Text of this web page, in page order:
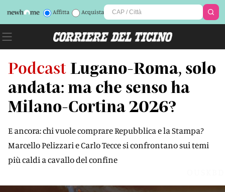
Affitta Acquista
Podcast Lugano-Roma, solo
andata: ma che senso ha
Milano-Cortina 2026?
E ancora: chi vuole comprare Repubblica e la Stampa?
Marcello Pelizzari e Carlo Tecce si confrontano sui temi
più caldi a cavallo del confine